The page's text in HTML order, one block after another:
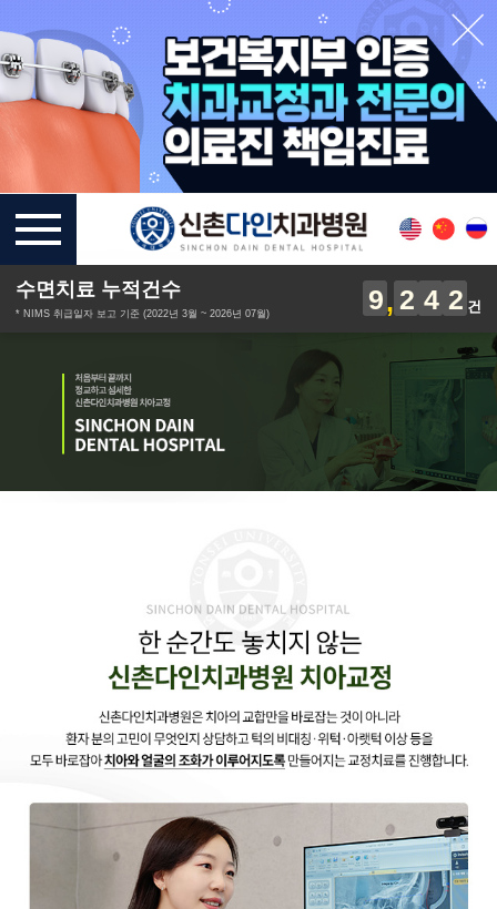
수면치료 누적건수
* NIMS 취급일자 보고 기준 (2022년 3월 ~ 2026년 07월) 9 2 4 2 건